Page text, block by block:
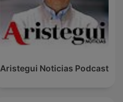
Aristegui Noticias Podcast